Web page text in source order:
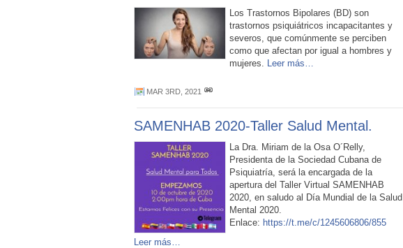
Los Trastornos Bipolares (BD) son
trastornos psiquiátricos incapacitantes y
severos, que comúnmente se perciben
como que afectan por igual a hombres y
mujeres. Leer más…
MAR 3RD, 2021
SAMENHAB 2020-Taller Salud Mental.
La Dra. Miriam de la Osa O´Relly,
Presidenta de la Sociedad Cubana de
Psiquiatría, será la encargada de la
apertura del Taller Virtual SAMENHAB
2020, en saludo al Día Mundial de la Salud
Mental 2020.
Enlace: https://t.me/c/1245606806/855
Leer más…